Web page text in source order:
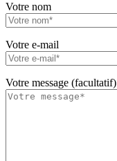
Votre nom
Votre e-mail
Votre message (facultatif)